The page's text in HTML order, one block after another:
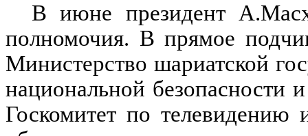
В июне президент
полномочия. В прямое
Министерство шариатской
национальной безопасности
Госкомитет по телевидению